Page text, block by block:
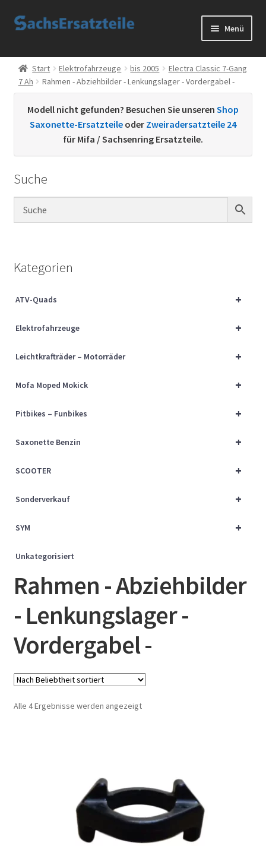
Zur
Zum
Menü
Start
AGB
Datenschutzerklärung
Kontakt
Sachs Ersatzteile
Über uns
Start Elektrofahrzeuge bis 2005
Electra Classic 7-Gang
7 Ah
Rahmen - Abziehbilder - Lenkungslager - Vordergabel -
Modell nicht gefunden? Besuchen Sie unseren Shop
Saxonette-Ersatzteile oder Zweiradersatzteile 24
für Mifa / Sachsenring Ersatzteile.
Suche
Kategorien
+
ATV-Quads
+
Elektrofahrzeuge
+
Leichtkrafträder – Motorräder
+
Mofa Moped Mokick
+
Pitbikes – Funbikes
+
Saxonette Benzin
+
SCOOTER
+
Sonderverkauf
+
SYM
Unkategorisiert
Rahmen - Abziehbilder
- Lenkungslager -
Vordergabel -
Alle 4 Ergebnisse werden angezeigtNach